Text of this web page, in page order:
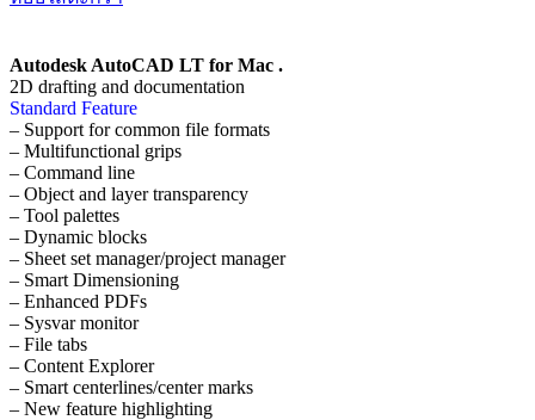
Autodesk AutoCAD LT for Mac .
2D drafting and documentation
Standard Feature
– Support for common file formats
– Multifunctional grips
– Command line
– Object and layer transparency
– Tool palettes
– Dynamic blocks
– Sheet set manager/project manager
– Smart Dimensioning
– Enhanced PDFs
– Sysvar monitor
– File tabs
– Content Explorer
– Smart centerlines/center marks
– New feature highlighting